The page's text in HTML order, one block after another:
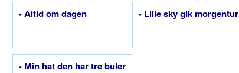
• Altid om dagen • Lille sky gik morgentur
• Min hat den har tre buler